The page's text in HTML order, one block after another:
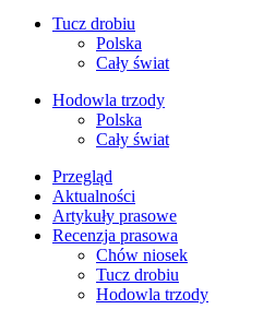
Tucz drobiu
Polska
Cały świat
Hodowla trzody
Polska
Cały świat
Przegląd
Aktualności
Artykuły prasowe
Recenzja prasowa
Chów niosek
Tucz drobiu
Hodowla trzody